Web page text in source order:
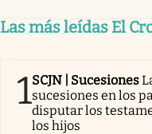
Las más leídas El
1SCJN | Sucesiones
sucesiones en los
disputar los
los hijos